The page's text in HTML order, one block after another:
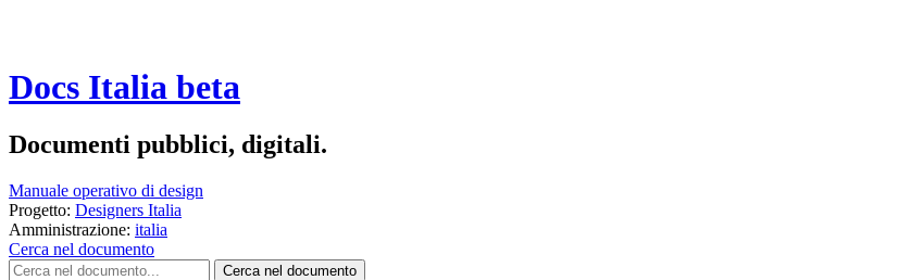
Docs Italia beta
Documenti pubblici, digitali.
Manuale operativo di design
Progetto: Designers Italia
Amministrazione: italia
Cerca nel documento
Cerca nel documento